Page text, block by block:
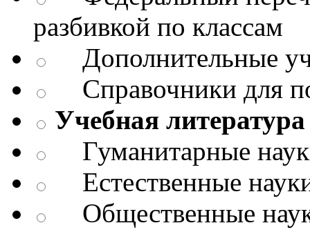
разбивкой по классам
Дополнительные
Справочники для
Учебная литература
Гуманитарные
Естественные
Общественные